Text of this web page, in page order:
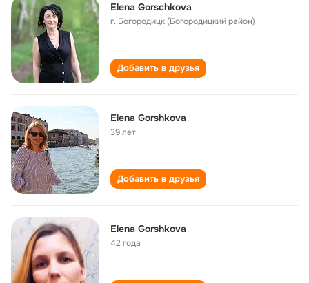
Elena Gorschkova
г. Богородицк (Богородицкий район)
Добавить в друзья
Elena Gorshkova
39 лет
Добавить в друзья
Elena Gorshkova
42 года